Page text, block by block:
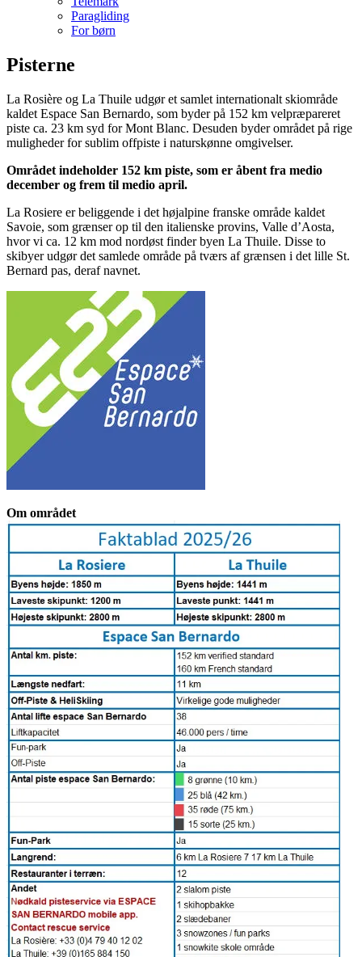
Paragliding
For børn
Skirejser til La Rosiere, Frankrig.
Pisterne
La Rosière og La Thuile udgør et samlet internationalt skiområde
kaldet Espace San Bernardo, som byder på 152 km velpræpareret
piste ca. 23 km syd for Mont Blanc. Desuden byder området på rige
muligheder for sublim offpiste i naturskønne omgivelser.
Området indeholder 152 km piste, som er åbent fra medio
december og frem til medio april.
La Rosiere er beliggende i det højalpine franske område kaldet
Savoie, som grænser op til den italienske provins, Valle d’Aosta,
hvor vi ca. 12 km mod nordøst finder byen La Thuile. Disse to
skibyer udgør det samlede område på tværs af grænsen i det lille St.
Bernard pas, deraf navnet.
Om området